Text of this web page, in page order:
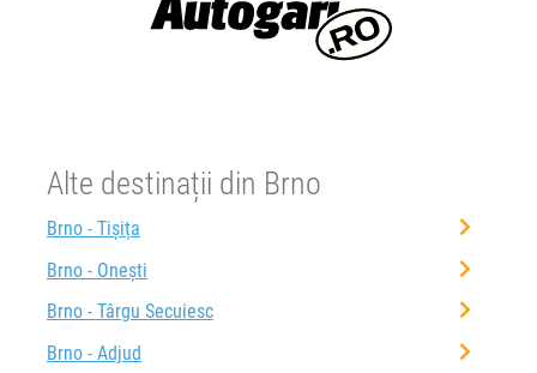
Alte destinații din Brno
Brno - Tișița
Brno - Onești
Brno - Târgu Secuiesc
Brno - Adjud